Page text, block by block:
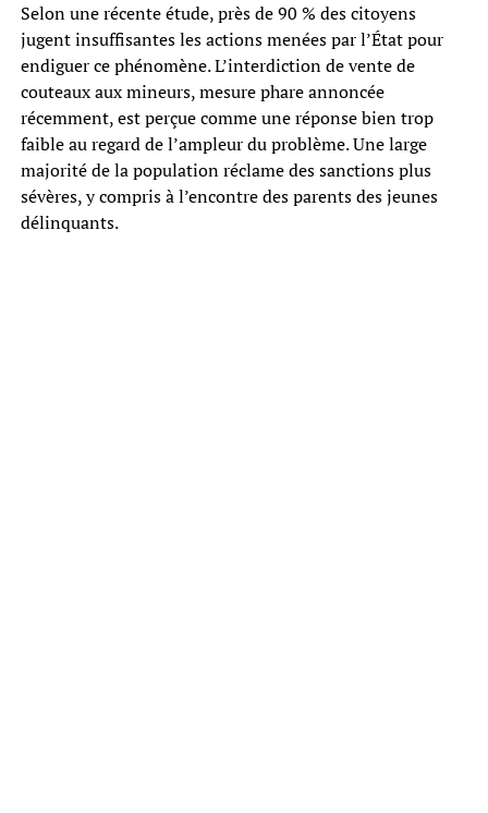
Selon une récente étude, près de 90 % des citoyens
jugent insuffisantes les actions menées par l’État pour
endiguer ce phénomène. L’interdiction de vente de
couteaux aux mineurs, mesure phare annoncée
récemment, est perçue comme une réponse bien trop
faible au regard de l’ampleur du problème. Une large
majorité de la population réclame des sanctions plus
sévères, y compris à l’encontre des parents des jeunes
délinquants.